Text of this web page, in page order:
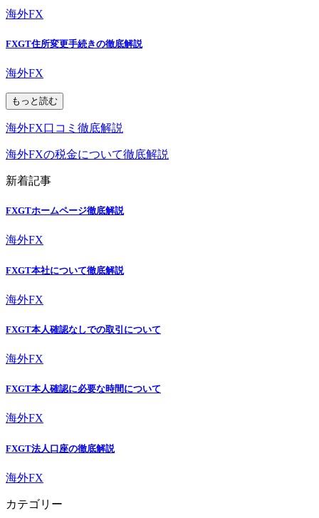
海外FX
FXGT住所変更手続きの徹底解説
海外FX
もっと読む
海外FX口コミ徹底解説
海外FXの税金について徹底解説
新着記事
FXGTホームページ徹底解説
海外FX
FXGT本社について徹底解説
海外FX
FXGT本人確認なしでの取引について
海外FX
FXGT本人確認に必要な時間について
海外FX
FXGT法人口座の徹底解説
海外FX
カテゴリー